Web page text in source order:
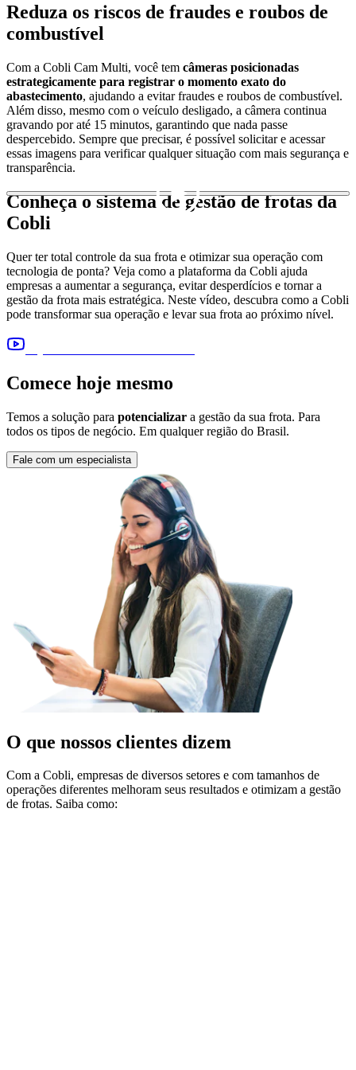
Reduza os riscos de fraudes e roubos de
combustível
Com a Cobli Cam Multi, você tem câmeras posicionadas
estrategicamente para registrar o momento exato do
abastecimento, ajudando a evitar fraudes e roubos de combustível.
Além disso, mesmo com o veículo desligado, a câmera continua
gravando por até 15 minutos, garantindo que nada passe
despercebido. Sempre que precisar, é possível solicitar e acessar
essas imagens para verificar qualquer situação com mais segurança e
transparência.
Conheça o sistema de gestão de frotas da
Cobli
Quer ter total controle da sua frota e otimizar sua operação com
tecnologia de ponta? Veja como a plataforma da Cobli ajuda
empresas a aumentar a segurança, evitar desperdícios e tornar a
gestão da frota mais estratégica. Neste vídeo, descubra como a Cobli
pode transformar sua operação e levar sua frota ao próximo nível.
Comece hoje mesmo
Temos a solução para potencializar a gestão da sua frota. Para
todos os tipos de negócio. Em qualquer região do Brasil.
Fale com um especialista
O que nossos clientes dizem
Com a Cobli, empresas de diversos setores e com tamanhos de
operações diferentes melhoram seus resultados e otimizam a gestão
de frotas. Saiba como: